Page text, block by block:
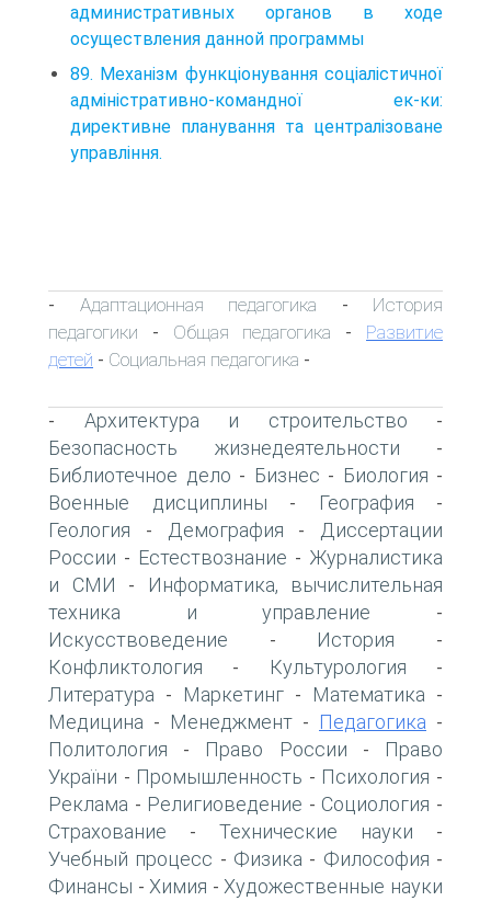
административных органов в ходе
осуществления данной программы
89. Механізм функціонування соціалістичної
адміністративно-командної ек-ки:
директивне планування та централізоване
управління.
- Адаптационная педагогика - История
педагогики - Общая педагогика - Развитие
детей - Социальная педагогика -
- Архитектура и строительство -
Безопасность жизнедеятельности -
Библиотечное дело - Бизнес - Биология -
Военные дисциплины - География -
Геология - Демография -
Диссертации
России - Естествознание - Журналистика
и СМИ -
Информатика, вычислительная
техника и управление -
Искусствоведение - История -
Конфликтология - Культурология -
Литература - Маркетинг - Математика -
Медицина - Менеджмент - Педагогика -
Политология - Право России -
Право
України - Промышленность - Психология -
Реклама - Религиоведение - Социология -
Страхование - Технические науки -
Учебный процесс - Физика - Философия -
Финансы - Химия - Художественные науки